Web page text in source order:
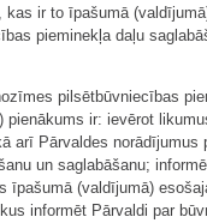
kas ir to īpašumā
pieminekļa daļu
pilsētbūvniecības
pienākums ir: ievērot
arī Pārvaldes norādījumus
un saglabāšanu;
īpašumā (valdījumā)
informēt Pārvaldi par